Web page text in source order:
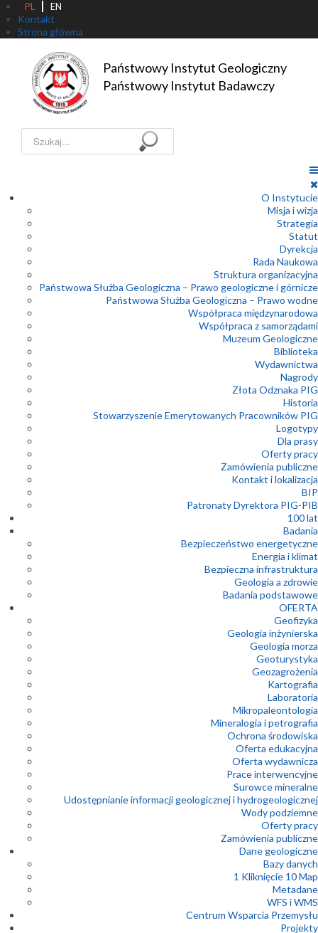
PL EN
Kontakt
Strona główna
Państwowy Instytut Geologiczny
Państwowy Instytut Badawczy
Szukaj...
O Instytucie
Misja i wizja
Strategia
Statut
Dyrekcja
Rada Naukowa
Struktura organizacyjna
Państwowa Służba Geologiczna – Prawo geologiczne i górnicze
Państwowa Służba Geologiczna – Prawo wodne
Współpraca międzynarodowa
Współpraca z samorządami
Muzeum Geologiczne
Biblioteka
Wydawnictwa
Nagrody
Złota Odznaka PIG
Historia
Stowarzyszenie Emerytowanych Pracowników PIG
Logotypy
Dla prasy
Oferty pracy
Zamówienia publiczne
Kontakt i lokalizacja
BIP
Patronaty Dyrektora PIG-PIB
100 lat
Badania
Bezpieczeństwo energetyczne
Energia i klimat
Bezpieczna infrastruktura
Geologia a zdrowie
Badania podstawowe
OFERTA
Geofizyka
Geologia inżynierska
Geologia morza
Geoturystyka
Geozagrożenia
Kartografia
Laboratoria
Mikropaleontologia
Mineralogia i petrografia
Ochrona środowiska
Oferta edukacyjna
Oferta wydawnicza
Prace interwencyjne
Surowce mineralne
Udostępnianie informacji geologicznej i hydrogeologicznej
Wody podziemne
Oferty pracy
Zamówienia publiczne
Dane geologiczne
Bazy danych
1 Kliknięcie 10 Map
Metadane
WFS i WMS
Centrum Wsparcia Przemysłu
Projekty